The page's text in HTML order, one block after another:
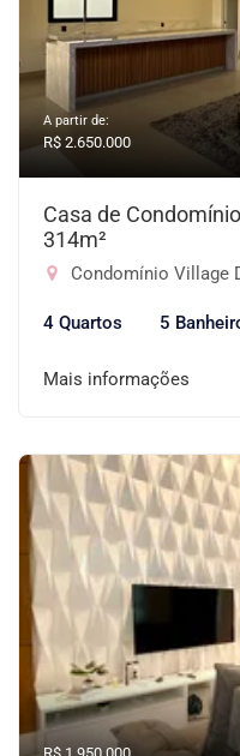
A partir de:
R$ 2.650.000
Casa de
314m²
Condomínio Village
4 Quartos 5
Mais informações